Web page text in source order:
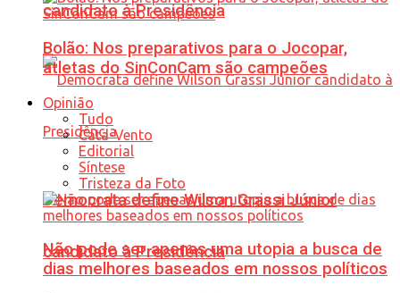
candidato à Presidência
Democrata define Wilson Grassi Júnior
candidato à Presidência
Bolão: Nos preparativos para o Jocopar,
atletas do SinConCam são campeões
Opinião
Tudo
Cata-Vento
Editorial
Síntese
Tristeza da Foto
Não pode ser apenas uma utopia a busca de
dias melhores baseados em nossos políticos